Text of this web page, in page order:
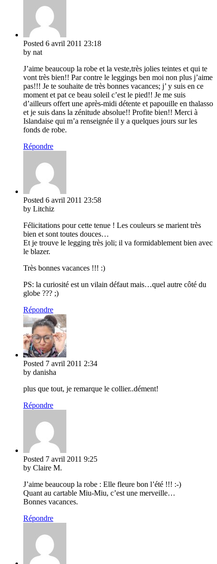
Posted 6 avril 2011 23:18
by nat
J’aime beaucoup la robe et la veste,très jolies teintes et qui te
vont très bien!! Par contre le leggings ben moi non plus j’aime
pas!!! Je te souhaite de très bonnes vacances; j’ y suis en ce
moment et pat ce beau soleil c’est le pied!! Je me suis
d’ailleurs offert une après-midi détente et papouille en thalasso
et je suis dans la zénitude absolue!! Profite bien!! Merci à
Islandaise qui m’a renseignée il y a quelques jours sur les
fonds de robe.
Répondre
Posted 6 avril 2011 23:58
by Litchiz
Félicitations pour cette tenue ! Les couleurs se marient très
bien et sont toutes douces…
Et je trouve le legging très joli; il va formidablement bien avec
le blazer.
Très bonnes vacances !!! :)
PS: la curiosité est un vilain défaut mais…quel autre côté du
globe ??? ;)
Répondre
Posted 7 avril 2011 2:34
by danisha
plus que tout, je remarque le collier..dément!
Répondre
Posted 7 avril 2011 9:25
by Claire M.
J’aime beaucoup la robe : Elle fleure bon l’été !!! :-)
Quant au cartable Miu-Miu, c’est une merveille…
Bonnes vacances.
Répondre